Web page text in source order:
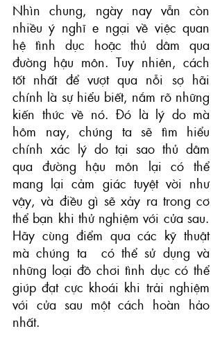
Nhìn chung, ngày nay vẫn còn
nhiều ý nghĩ e ngại về việc quan
hệ tình dục hoặc thủ dâm qua
đường hậu môn. Tuy nhiên, cách
tốt nhất để vượt qua nỗi sợ hãi
chính là sự hiểu biết, nắm rõ những
kiến ​​thức về nó. Đó là lý do mà
hôm nay, chúng ta sẽ tìm hiểu
chính xác lý do tại sao thủ dâm
qua đường hậu môn lại có thể
mang lại cảm giác tuyệt vời như
vậy, và điều gì sẽ xảy ra trong cơ
thể bạn khi thử nghiệm với cửa sau.
Hãy cùng điểm qua các kỹ thuật
mà chúng ta  có thể sử dụng và
những loại đồ chơi tình dục có thể
giúp đạt cực khoái khi trải nghiệm
với cửa sau một cách hoàn hảo
nhất.